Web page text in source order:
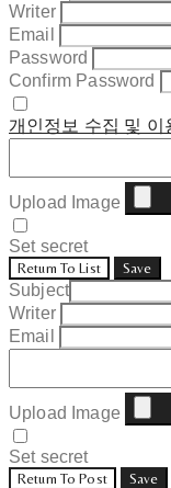
Writer
Email
Password
Confirm Password
개인정보 수집 및 이
Upload Image
Set secret
Return To List Save
Subject
Writer
Email
Upload Image
Set secret
Return To Post Save